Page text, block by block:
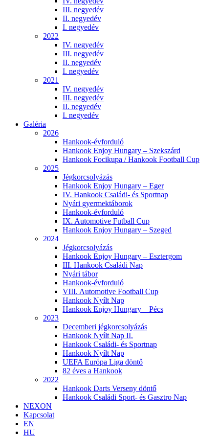
III. negyedév
II. negyedév
I. negyedév
2022
IV. negyedév
III. negyedév
II. negyedév
I. negyedév
2021
IV. negyedév
III. negyedév
II. negyedév
I. negyedév
Galéria
2026
Hankook-évforduló
Hankook Enjoy Hungary – Szekszárd
Hankook Focikupa / Hankook Football Cup
2025
Jégkorcsolyázás
Hankook Enjoy Hungary – Eger
IV. Hankook Családi- és Sportnap
Nyári gyermektáborok
Hankook-évforduló
IX. Automotive Futball Cup
Hankook Enjoy Hungary – Szeged
2024
Jégkorcsolyázás
Hankook Enjoy Hungary – Esztergom
III. Hankook Családi Nap
Nyári tábor
Hankook-évforduló
VIII. Automotive Football Cup
Hankook Nyílt Nap
Hankook Enjoy Hungary – Pécs
2023
Decemberi jégkorcsolyázás
Hankook Nyílt Nap II.
Hankook Családi- és Sportnap
Hankook Nyílt Nap
UEFA Európa Liga döntő
82 éves a Hankook
2022
Hankook Darts Verseny döntő
Hankook Családi Sport- és Gasztro Nap
NEXON
Kapcsolat
EN
HU